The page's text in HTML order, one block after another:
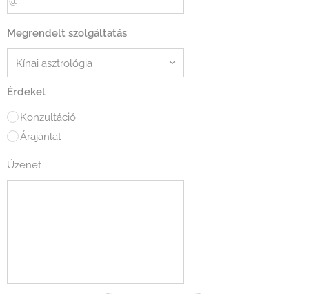
Megrendelt szolgáltatás
Érdekel
Konzultáció
Árajánlat
Üzenet